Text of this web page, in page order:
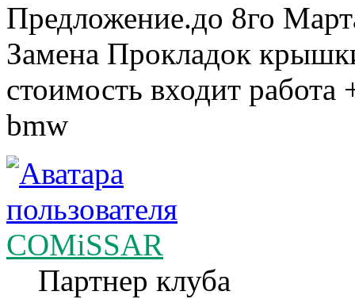
Предложение.до 8го
Замена Прокладок
стоимость входит
bmw
COMiSSAR
Партнер клуба